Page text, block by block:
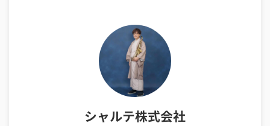
シャルテ株式会社